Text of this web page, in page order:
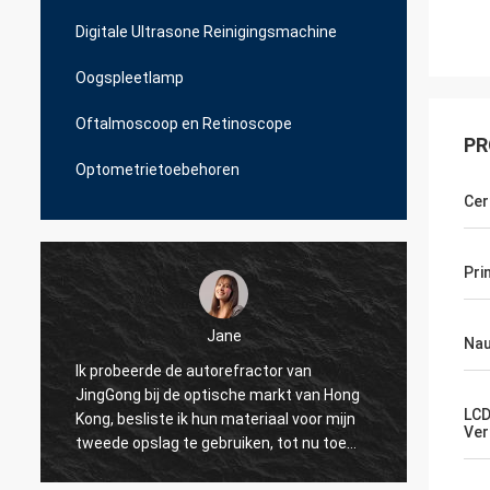
Digitale Ultrasone Reinigingsmachine
Oogspleetlamp
Oftalmoscoop en Retinoscope
Optometrietoebehoren
Jane
Ik probeerde de autorefractor van
JingGong bij de optische markt van Hong
Kong, besliste ik hun materiaal voor mijn
tweede opslag te gebruiken, tot nu toe
gebruiken al mijn 10 winkels over Albanië
Ik
maar